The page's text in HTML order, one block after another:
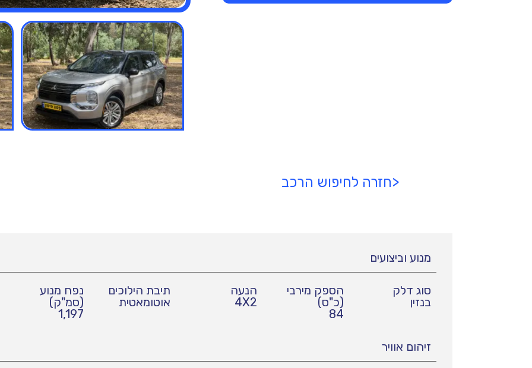
<חזרה לחיפוש הרכב
מנוע וביצועים
סוג דלק
בנזין
הספק מירבי
(כ"ס)
84
הנעה
4X2
תיבת הילוכים
אוטומאטית
נפח מנוע
(סמ"ק)
1,197
זיהום אוויר